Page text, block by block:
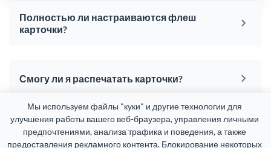
Мы используем файлы "куки" и другие технологии для
улучшения работы вашего веб-браузера, управления личными
предпочтениями, анализа трафика и поведения, а также
предоставления рекламного контента. Блокирование некоторых
Полностью ли настраиваются флеш
карточки?
Смогу ли я распечатать карточки?
Есть ли ограничение на количество
карточек, которые я могу создать?